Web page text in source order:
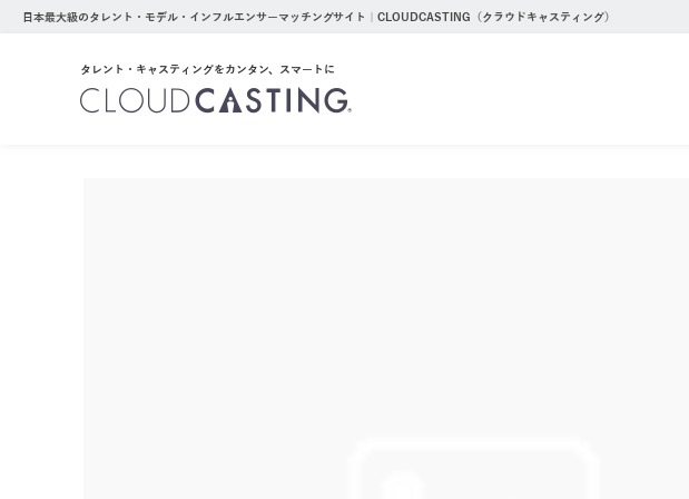
日本最大級のタレント・モデル・インフルエンサーマッチングサイト｜CLOUDCASTING（クラウドキャスティング）
タレント・キャスティングをカンタン、スマートに